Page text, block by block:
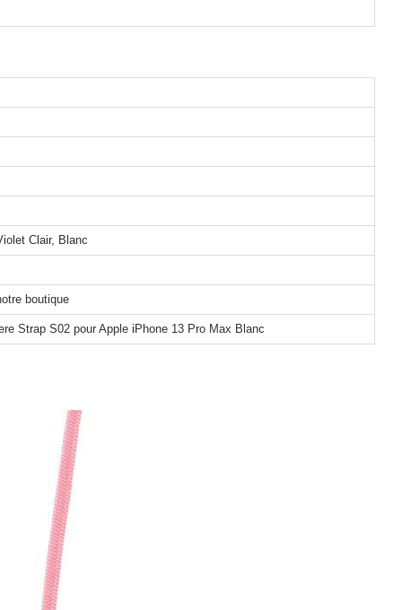
Clair, Blanc
boutique
Strap S02 pour Apple iPhone 13 Pro Max Blanc